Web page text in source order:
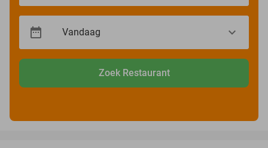
Zoek Restaurant